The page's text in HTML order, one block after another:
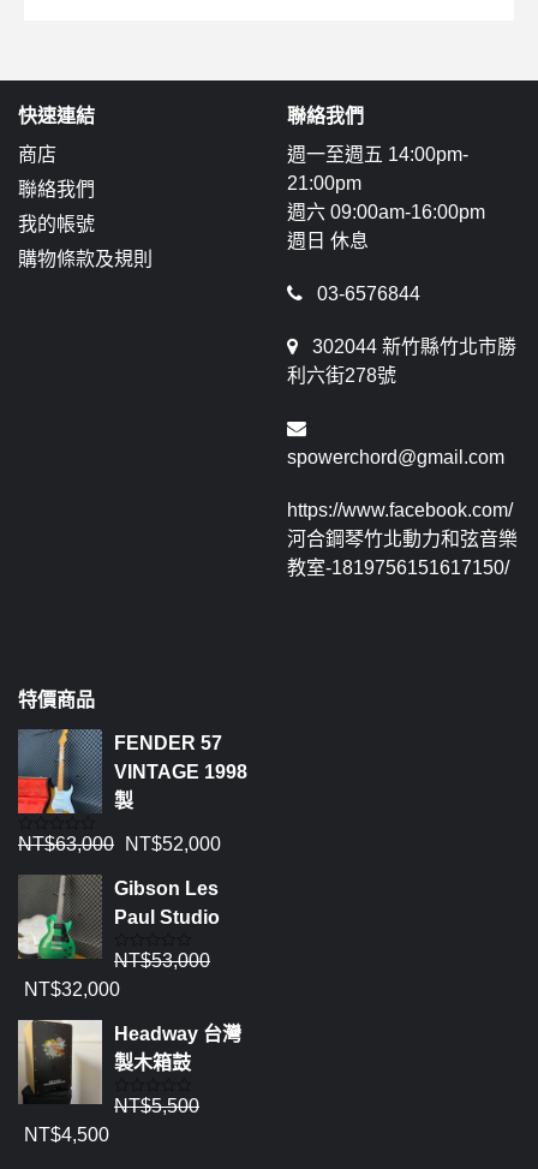
快速連結
商店
聯絡我們
我的帳號
購物條款及規則
聯絡我們
週一至週五 14:00pm-
21:00pm
週六 09:00am-16:00pm
週日 休息
03-6576844
302044 新竹縣竹北市勝
利六街278號
spowerchord@gmail.com
https://www.facebook.com/
河合鋼琴竹北動力和弦音樂
教室-1819756151617150/
特價商品
FENDER 57
VINTAGE 1998
製
評
0
5
NT$63,000 NT$52,000
Gibson Les
Paul Studio
評
0
5
NT$53,000
NT$32,000
Headway 台灣
製木箱鼓
評
NT$5,500
NT$4,500